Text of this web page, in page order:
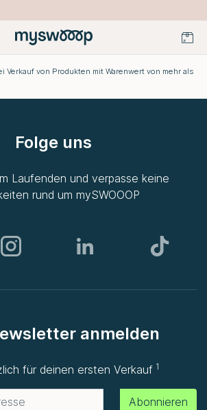
Verkauf von Produkten mit Warenwert von mehr als
Folge uns
Laufenden und verpasse keine
rund um mySWOOOP
anmelden
für deinen ersten Verkauf1
Abonnieren